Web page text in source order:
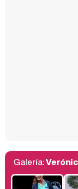
Galería: